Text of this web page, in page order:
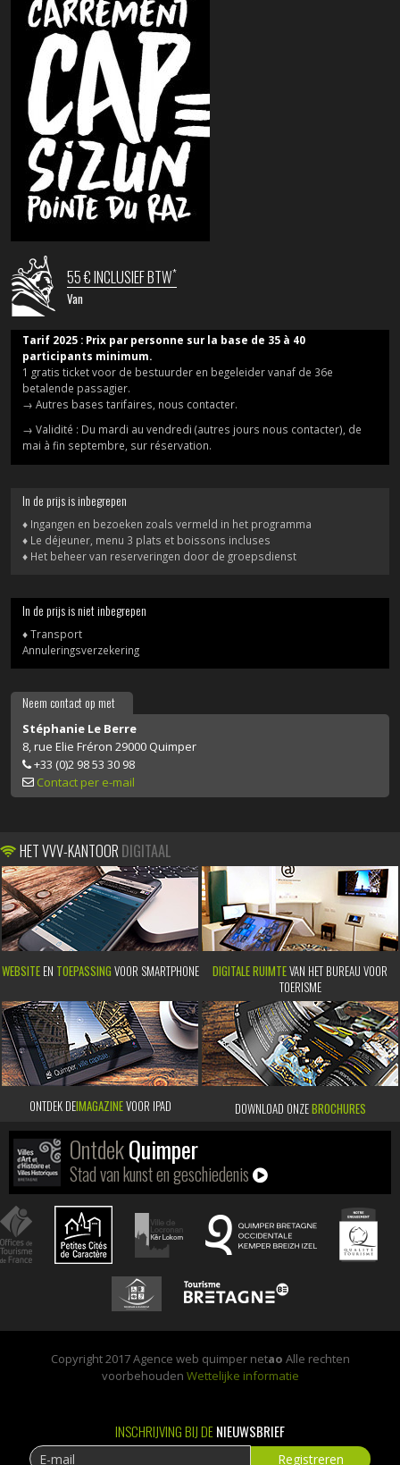
55 € INCLUSIEF BTW*
Van
Tarif 2025 : Prix par personne sur la base de 35 à 40
participants minimum.
1 gratis ticket voor de bestuurder en begeleider vanaf de 36e
betalende passagier.
→ Autres bases tarifaires, nous contacter.
→ Validité : Du mardi au vendredi (autres jours nous contacter), de
mai à fin septembre, sur réservation.
In de prijs is inbegrepen
♦ Ingangen en bezoeken zoals vermeld in het programma
♦ Le déjeuner, menu 3 plats et boissons incluses
♦ Het beheer van reserveringen door de groepsdienst
In de prijs is niet inbegrepen
♦ Transport
Annuleringsverzekering
Neem contact op met
Stéphanie Le Berre
8, rue Elie Fréron 29000 Quimper
+33 (0)2 98 53 30 98
Contact per e-mail
HET VVV-KANTOOR DIGITAAL
WEBSITEEN TOEPASSING VOOR SMARTPHONE DIGITALE RUIMTEVAN HET BUREAU VOOR
TOERISME
ONTDEK DEIMAGAZINEVOOR IPAD DOWNLOAD ONZEBROCHURES
OntdekQuimper
Stad van kunst en geschiedenis
Copyright 2017 Agence web quimper netao Alle rechten
voorbehouden Wettelijke informatie
INSCHRIJVING BIJ DENIEUWSBRIEF